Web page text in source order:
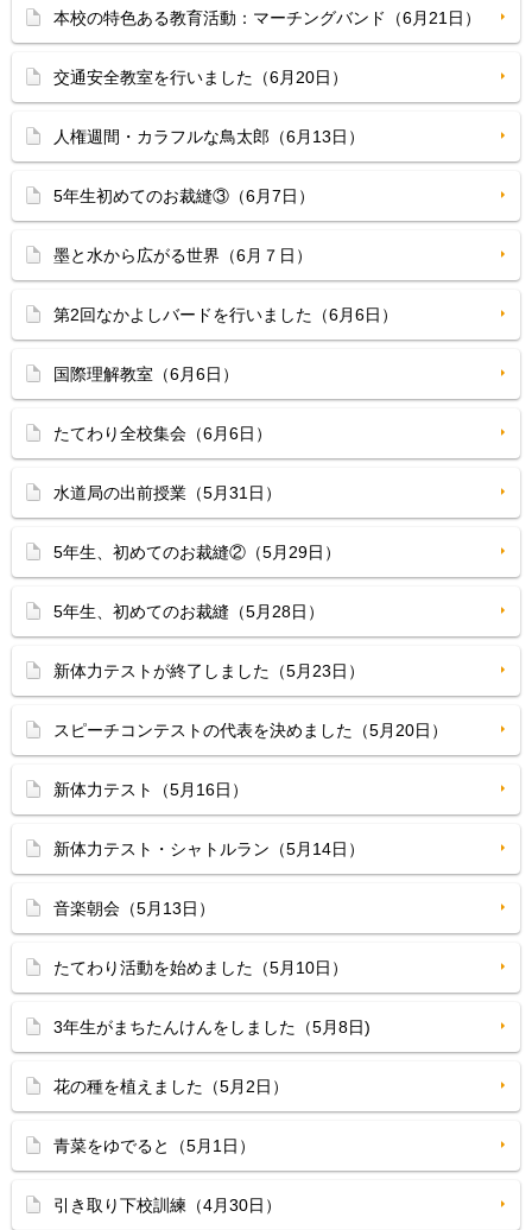
本校の特色ある教育活動：マーチングバンド（6月21日）
交通安全教室を行いました（6月20日）
人権週間・カラフルな鳥太郎（6月13日）
5年生初めてのお裁縫③（6月7日）
墨と水から広がる世界（6月７日）
第2回なかよしバードを行いました（6月6日）
国際理解教室（6月6日）
たてわり全校集会（6月6日）
水道局の出前授業（5月31日）
5年生、初めてのお裁縫②（5月29日）
5年生、初めてのお裁縫（5月28日）
新体力テストが終了しました（5月23日）
スピーチコンテストの代表を決めました（5月20日）
新体力テスト（5月16日）
新体力テスト・シャトルラン（5月14日）
音楽朝会（5月13日）
たてわり活動を始めました（5月10日）
3年生がまちたんけんをしました（5月8日)
花の種を植えました（5月2日）
青菜をゆでると（5月1日）
引き取り下校訓練（4月30日）